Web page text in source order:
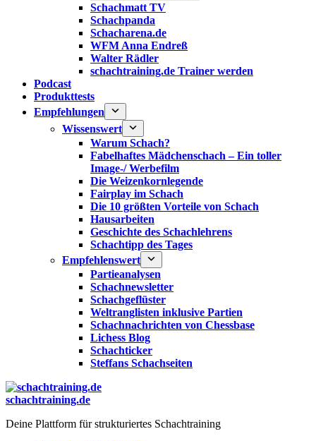
Schachmatt TV
Schachpanda
Schacharena.de
WFM Anna Endreß
Walter Rädler
schachtraining.de Trainer werden
Podcast
Produkttests
Empfehlungen
Wissenswert
Warum Schach?
Fabelhaftes Mädchenschach – Ein toller
Image-/ Werbefilm
Die Weizenkornlegende
Fairplay im Schach
Die 10 größten Vorteile von Schach‎
Hausarbeiten
Geschichte des Schachlehrens
Schachtipp des Tages
Empfehlenswert
Partieanalysen
Schachnewsletter
Schachgeflüster
Weltranglisten inklusive Partien
Schachnachrichten von Chessbase
Lichess Blog
Schachticker
Steffans Schachseiten
schachtraining.de
Deine Plattform für strukturiertes Schachtraining